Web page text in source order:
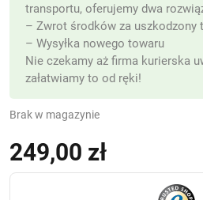
249,00 zł
Brak w magazynie
transportu, oferujemy dwa
– Zwrot środków za uszkodzony
– Wysyłka nowego towaru
Nie czekamy aż firma kurierska
załatwiamy to od ręki!